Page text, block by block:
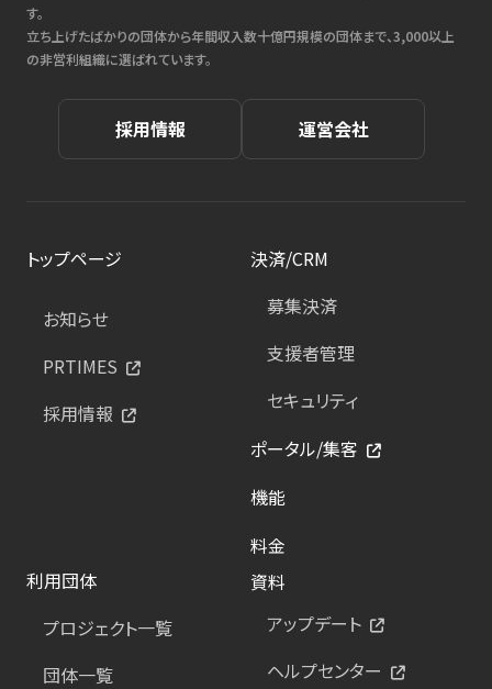
す。
立ち上げたばかりの団体から年間収入数十億円規模の団体まで、3,000以上
の非営利組織に選ばれています。
採用情報 運営会社
トップページ
お知らせ
PRTIMES
採用情報
決済/CRM
募集決済
支援者管理
セキュリティ
ポータル/集客
機能
料金
利用団体
プロジェクト一覧
団体一覧
資料
アップデート
ヘルプセンター